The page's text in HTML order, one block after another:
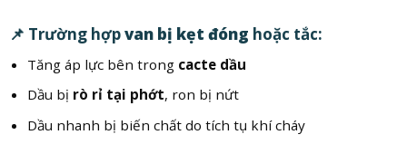
📌 Trường hợpvan bị kẹt đóng hoặc tắc:
Tăng áp lực bên trong cacte dầu
Dầu bị rò rỉ tại phớt, ron bị nứt
Dầu nhanh bị biến chất do tích tụ khí cháy